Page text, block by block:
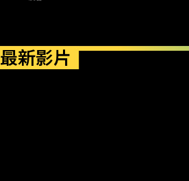
最新影片